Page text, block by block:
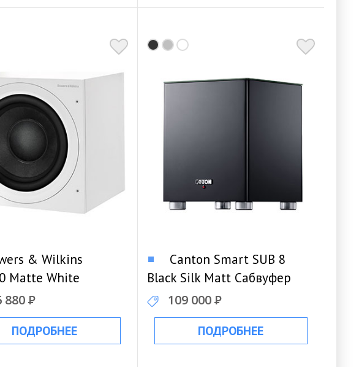
& Wilkins
Matte White
880Р
ПОДРОБНЕЕ
Canton Smart SUB 8
Black Silk Matt Сабвуфер
109 000Р
ПОДРОБНЕЕ